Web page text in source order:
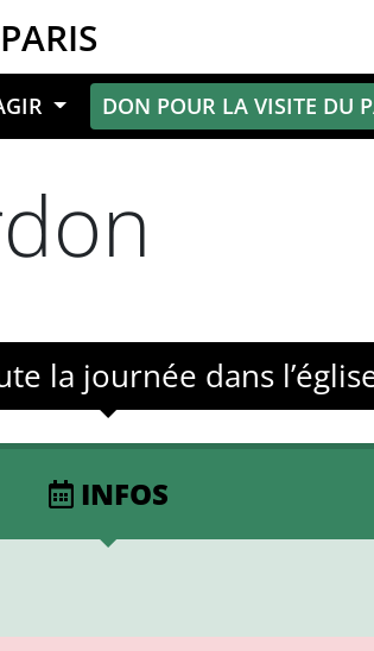
DON POUR LA VISITE DU
la journée dans
INFOS